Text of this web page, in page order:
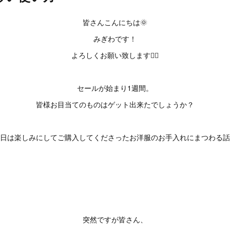
皆さんこんにちは🌞
みぎわです！
よろしくお願い致します🙇‍♀️
セールが始まり1週間。
皆様お目当てのものはゲット出来たでしょうか？
は楽しみにしてご購入してくださったお洋服のお手入れにまつわる
突然ですが皆さん、